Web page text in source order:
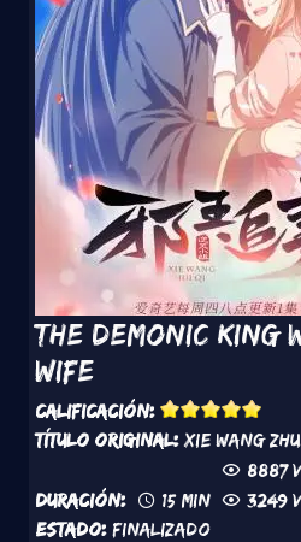
The Demonic King
Wife
Calificación:
Título original: Xie Wang
Duración: 15 min
8887
3249
Estado: Finalizado